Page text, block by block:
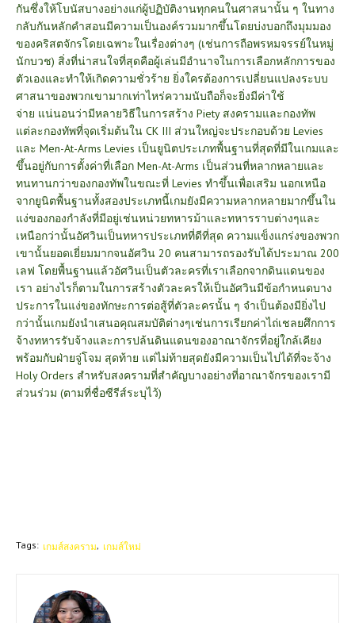
กันซึ่งให้โบนัสบางอย่างแก่ผู้ปฏิบัติงานทุกคนในศาสนานั้น ๆ ในทาง
กลับกันหลักคำสอนมีความเป็นองค์รวมมากขึ้นโดยบ่งบอกถึงมุมมอง
ของคริสตจักรโดยเฉพาะในเรื่องต่างๆ (เช่นการถือพรหมจรรย์ในหมู่
นักบวช) สิ่งที่น่าสนใจที่สุดคือผู้เล่นมีอำนาจในการเลือกหลักการของ
ตัวเองและทำให้เกิดความชั่วร้าย ยิ่งใครต้องการเปลี่ยนแปลงระบบ
ศาสนาของพวกเขามากเท่าไหร่ความนับถือก็จะยิ่งมีค่าใช้
จ่าย แน่นอนว่ามีหลายวิธีในการสร้าง Piety สงครามและกองทัพ
แต่ละกองทัพที่จุดเริ่มต้นใน CK III ส่วนใหญ่จะประกอบด้วย Levies
และ Men-At-Arms Levies เป็นยูนิตประเภทพื้นฐานที่สุดที่มีในเกมและ
ขึ้นอยู่กับการตั้งค่าที่เลือก Men-At-Arms เป็นส่วนที่หลากหลายและ
ทนทานกว่าของกองทัพในขณะที่ Levies ทำขึ้นเพื่อเสริม นอกเหนือ
จากยูนิตพื้นฐานทั้งสองประเภทนี้เกมยังมีความหลากหลายมากขึ้นใน
แง่ของกองกำลังที่มีอยู่เช่นหน่วยทหารม้าและทหารราบต่างๆและ
เหนือกว่านั้นอัศวินเป็นทหารประเภทที่ดีที่สุด ความแข็งแกร่งของพวก
เขานั้นยอดเยี่ยมมากจนอัศวิน 20 คนสามารถรองรับได้ประมาณ 200
เลฟ โดยพื้นฐานแล้วอัศวินเป็นตัวละครที่เราเลือกจากดินแดนของ
เรา อย่างไรก็ตามในการสร้างตัวละครให้เป็นอัศวินมีข้อกำหนดบาง
ประการในแง่ของทักษะการต่อสู้ที่ตัวละครนั้น ๆ จำเป็นต้องมียิ่งไป
กว่านั้นเกมยังนำเสนอคุณสมบัติต่างๆเช่นการเรียกค่าไถ่เชลยศึกการ
จ้างทหารรับจ้างและการปล้นดินแดนของอาณาจักรที่อยู่ใกล้เคียง
พร้อมกับฝ่ายจู่โจม สุดท้าย แต่ไม่ท้ายสุดยังมีความเป็นไปได้ที่จะจ้าง
Holy Orders สำหรับสงครามที่สำคัญบางอย่างที่อาณาจักรของเรามี
ส่วนร่วม (ตามที่ชื่อซีรีส์ระบุไว้)
Tags: เกมส์สงคราม เกมส์ใหม่